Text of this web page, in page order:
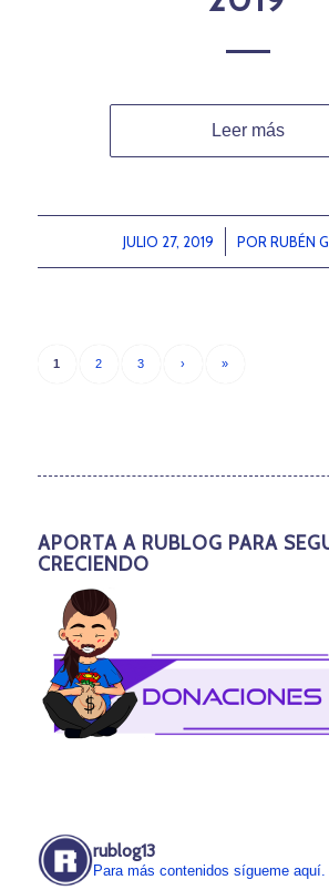
Leer más
JULIO 27, 2019
/ PORRUBÉN
1 2 3 › »
APORTA A RUBLOG PARA
CRECIENDO
rublog13
Para más contenidos sígueme aquí.